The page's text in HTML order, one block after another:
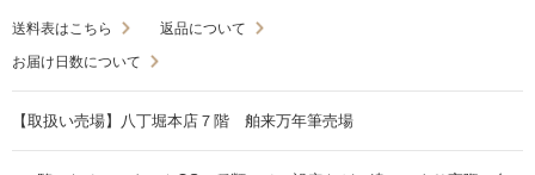
送料表はこちら
返品について
お届け日数について
【取扱い売場】八丁堀本店７階 舶来万年筆売場